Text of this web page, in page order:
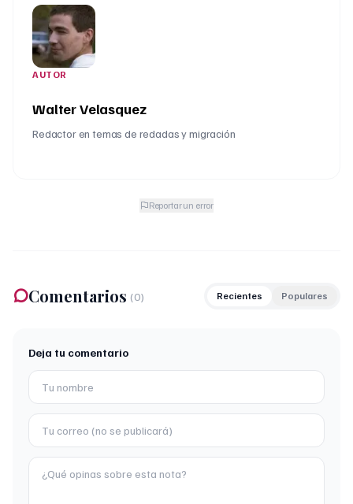
AUTOR
Walter Velasquez
Redactor en temas de redadas y migración
Reportar un error
Comentarios (0) Recientes Populares
Deja tu comentario